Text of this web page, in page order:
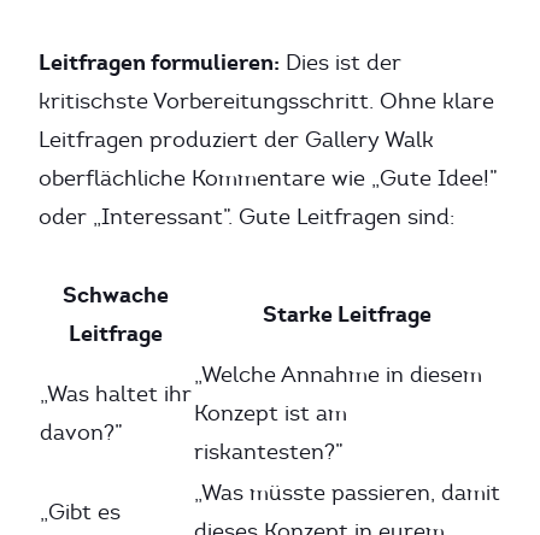
Leitfragen formulieren: Dies ist der
kritischste Vorbereitungsschritt. Ohne klare
Leitfragen produziert der Gallery Walk
oberflächliche Kommentare wie „Gute Idee!”
oder „Interessant”. Gute Leitfragen sind:
Schwache
Leitfrage
Starke Leitfrage
„Was haltet ihr
davon?”
„Welche Annahme in diesem
Konzept ist am
riskantesten?”
„Gibt es
„Was müsste passieren, damit